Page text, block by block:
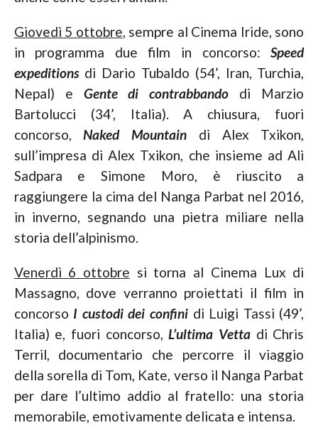
Giovedì 5 ottobre , sempre al Cinema Iride, sono
in programma due film in concorso:Speed
expeditionsdi Dario Tubaldo (54’, Iran, Turchia,
Nepal) e Gente di contrabbando di Marzio
Bartolucci (34’, Italia). A chiusura, fuori
concorso, Naked Mountain di Alex Txikon,
sull’impresa di Alex Txikon, che insieme ad Ali
Sadpara e Simone Moro, è riuscito a
raggiungere la cima del Nanga Parbat nel 2016,
in inverno, segnando una pietra miliare nella
storia dell’alpinismo.
Venerdì 6 ottobre si torna al Cinema Lux di
Massagno, dove verranno proiettati il film in
concorso I custodi dei confini di Luigi Tassi (49’,
Italia) e, fuori concorso, L’ultima Vetta di Chris
Terril, documentario che percorre il viaggio
della sorella di Tom, Kate, verso il Nanga Parbat
per dare l’ultimo addio al fratello: una storia
memorabile, emotivamente delicata e intensa.